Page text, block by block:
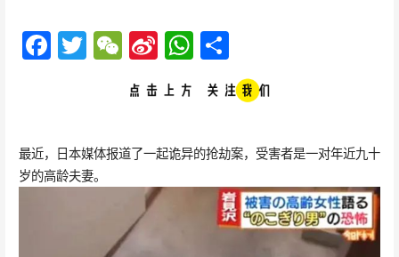
F
o
o
T W
e
C
at
Si
n
a
ei
b
W
h
at
A
p
分
享
最近，日本媒体报道了一起诡异的抢劫案，受害者是一对年近九十
岁的高龄夫妻。